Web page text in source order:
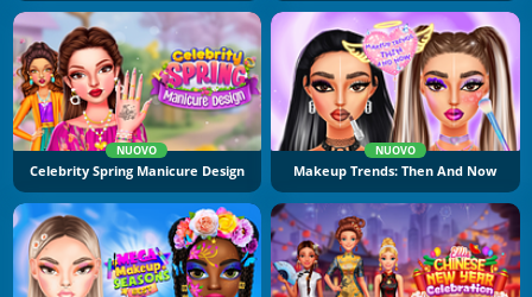
NUOVO
Celebrity Spring Manicure Design
NUOVO
Makeup Trends: Then And Now